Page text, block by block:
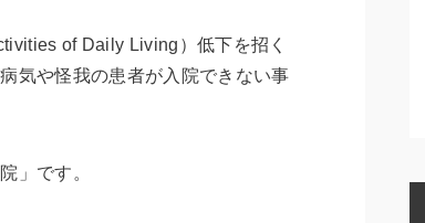
of Daily Living）低下を招く
気や怪我の患者が入院できない事
」です。